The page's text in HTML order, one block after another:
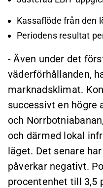
Kassaflöde från den
Periodens resultat
- Även under det
väderförhållanden,
marknadsklimat.
successivt en
och
och därmed lokal
läget. Det senare
påverkar negativt.
procentenhet till 3,5